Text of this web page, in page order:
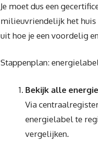
Je moet dus een
milieuvriendelijk het huis
uit hoe je een voordelig
Stappenplan:
Bekijk alle
Via
energielabel te
vergelijken.